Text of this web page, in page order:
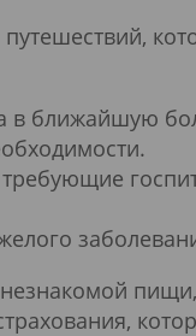
в ближайшую